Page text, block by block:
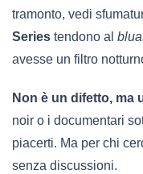
tramonto, vedi
Series tendono al
avesse un filtro
Non è un difetto, ma
noir o i documentari
piacerti. Ma per chi
senza discussioni.